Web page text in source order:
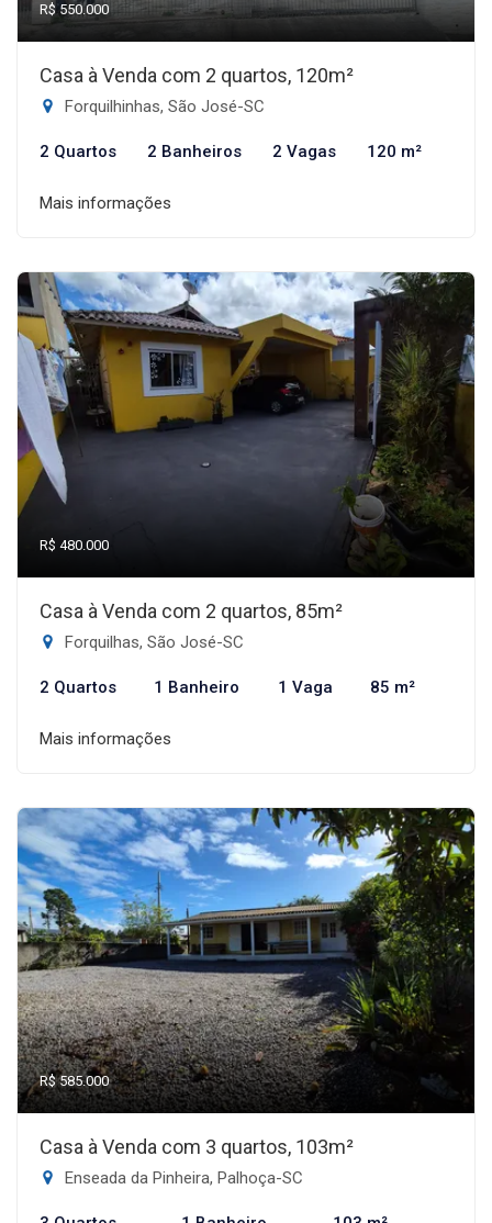
R$ 550.000
Casa à Venda com 2 quartos, 120m²
Forquilhinhas, São José-SC
2 Quartos 2 Banheiros 2 Vagas 120 m²
Mais informações
R$ 480.000
Casa à Venda com 2 quartos, 85m²
Forquilhas, São José-SC
2 Quartos 1 Banheiro 1 Vaga 85 m²
Mais informações
R$ 585.000
Casa à Venda com 3 quartos, 103m²
Enseada da Pinheira, Palhoça-SC